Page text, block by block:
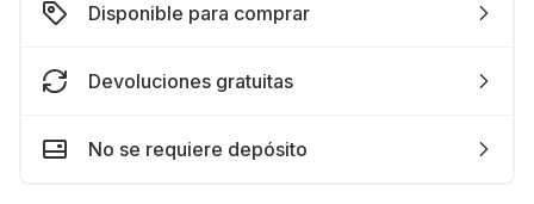
Disponible para comprar
Devoluciones gratuitas
No se requiere depósito